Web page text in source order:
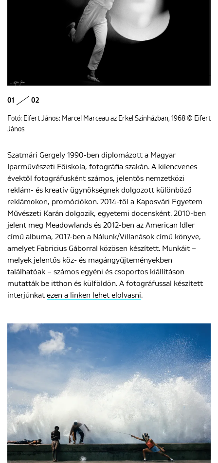
01 02
Fotó: Eifert János: Marcel Marceau az Erkel Színházban, 1968 © Eifert
János
Szatmári Gergely 1990-ben diplomázott a Magyar
Iparművészeti Főiskola, fotográfia szakán. A kilencvenes
évektől fotográfusként számos, jelentős nemzetközi
reklám- és kreatív ügynökségnek dolgozott különböző
reklámokon, promóciókon. 2014-től a Kaposvári Egyetem
Művészeti Karán dolgozik, egyetemi docensként. 2010-ben
jelent meg Meadowlands és 2012-ben az American Idler
című albuma, 2017-ben a Nálunk/Villanások című könyve,
amelyet Fabricius Gáborral közösen készített. Munkáit –
melyek jelentős köz- és magángyűjteményekben
találhatóak – számos egyéni és csoportos kiállításon
mutatták be itthon és külföldön. A fotográfussal készített
interjúnkat ezen a linken lehet elolvasni.